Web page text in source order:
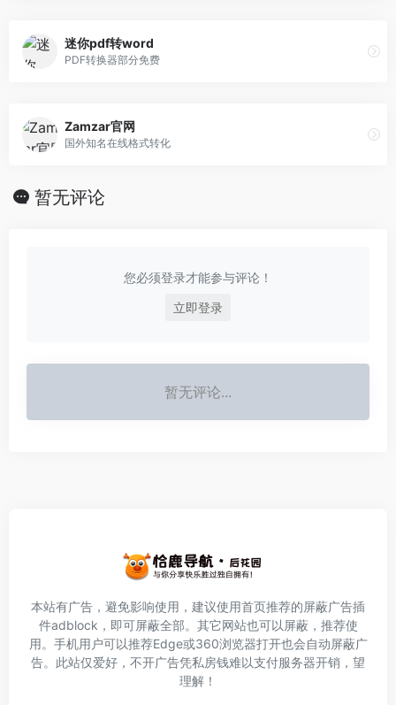
迷你pdf转word
PDF转换器部分免费
Zamzar官网
国外知名在线格式转化
暂无评论
您必须登录才能参与评论！
立即登录
暂无评论...
本站有广告，避免影响使用，建议使用首页推荐的屏蔽广告插
件adblock ，即可屏蔽全部。其它网站也可以屏蔽，推荐使
用。手机用户可以推荐Edge或360浏览器打开也会自动屏蔽广
告。此站仅爱好，不开广告凭私房钱难以支付服务器开销，望
理解！